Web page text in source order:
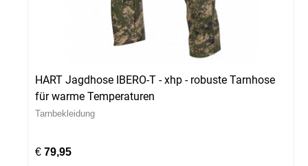
HART Jagdhose IBERO-T - xhp - robuste Tarnhose
für warme Temperaturen
Tarnbekleidung
€ 79,95